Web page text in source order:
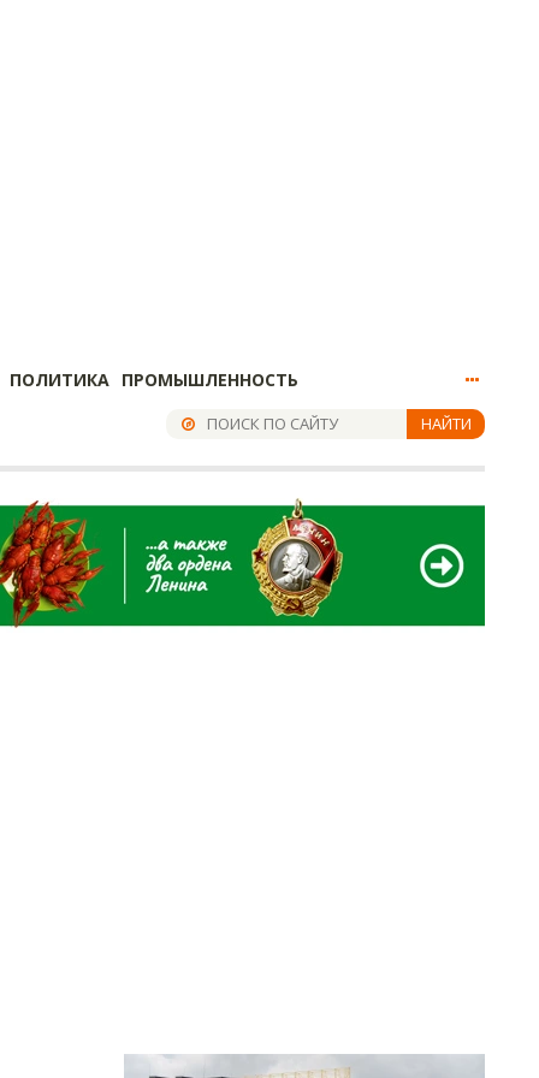
ПОЛИТИКА ПРОМЫШЛЕННОСТЬ
НАЙТИ